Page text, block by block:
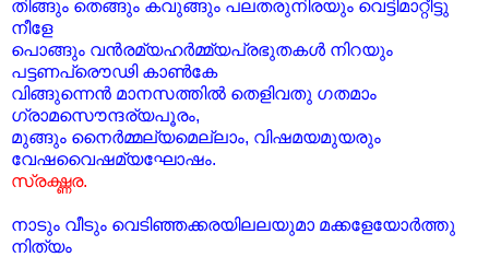
തിങ്ങും തെങ്ങും കവുങ്ങും പലതരുനിരയും വെട്ടിമാറ്റീട്ടു
നീളേ
പൊങ്ങും വന്‍രമ്യഹര്‍മ്മ്യപ്രഭുതകള്‍ നിറയും
പട്ടണപ്രൌഢി കാണ്‍കേ
വിങ്ങുന്നെന്‍ മാനസത്തില്‍ തെളിവതു ഗതമാം
ഗ്രാമസൌന്ദര്യപൂരം,
മുങ്ങും നൈര്‍മ്മല്യമെല്ലാം, വിഷമയമുയരും
വേഷവൈഷമ്യഘോഷം.
സ്രഗ്ദ്ധര.
നാടും വീടും വെടിഞ്ഞക്കരയിലലയുമാ മക്കളേയോര്‍ത്തു
നിത്യം